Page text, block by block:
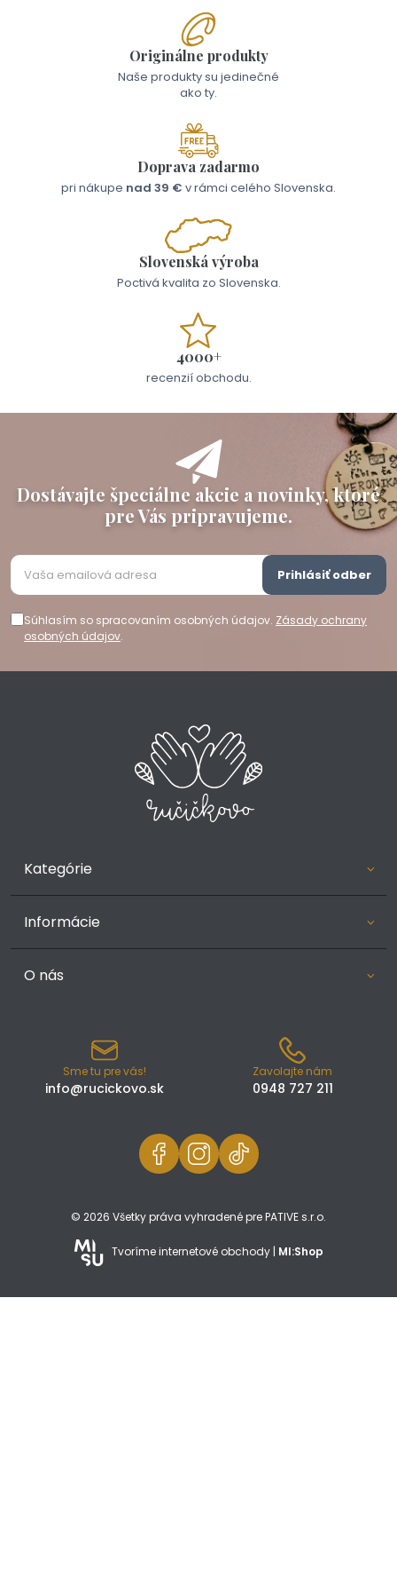
Originálne produkty
Naše produkty su jedinečné
ako ty.
Doprava zadarmo
pri nákupe nad 39 € v rámci celého Slovenska.
Slovenská výroba
Poctivá kvalita zo Slovenska.
4000+
recenzií obchodu.
Dostávajte špeciálne akcie a novinky, ktoré
pre Vás pripravujeme.
Súhlasím so spracovaním osobných údajov. Zásady ochrany
osobných údajov.
Prihlásiť odber
Kategórie
Informácie
O nás
Sme tu pre vás!
info@rucickovo.sk
Zavolajte nám
0948 727 211
© 2026 Všetky práva vyhradené pre PATIVE s.r.o.
Tvoríme internetové obchody | MI:Shop